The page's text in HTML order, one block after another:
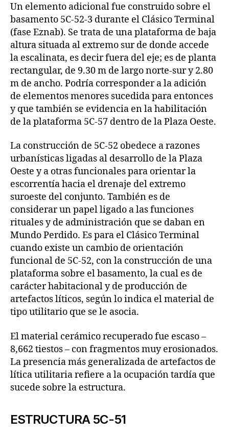
Un elemento adicional fue construido sobre el
basamento 5C-52-3 durante el Clásico Terminal
(fase Eznab). Se trata de una plataforma de baja
altura situada al extremo sur de donde accede
la escalinata, es decir fuera del eje; es de planta
rectangular, de 9.30 m de largo norte-sur y 2.80
m de ancho. Podría corresponder a la adición
de elementos menores sucedida para entonces
y que también se evidencia en la habilitación
de la plataforma 5C-57 dentro de la Plaza Oeste.
La construcción de 5C-52 obedece a razones
urbanísticas ligadas al desarrollo de la Plaza
Oeste y a otras funcionales para orientar la
escorrentía hacia el drenaje del extremo
suroeste del conjunto. También es de
considerar un papel ligado a las funciones
rituales y de administración que se daban en
Mundo Perdido. Es para el Clásico Terminal
cuando existe un cambio de orientación
funcional de 5C-52, con la construcción de una
plataforma sobre el basamento, la cual es de
carácter habitacional y de producción de
artefactos líticos, según lo indica el material de
tipo utilitario que se le asocia.
El material cerámico recuperado fue escaso –
8,662 tiestos – con fragmentos muy erosionados.
La presencia más generalizada de artefactos de
lítica utilitaria refiere a la ocupación tardía que
sucede sobre la estructura.
ESTRUCTURA 5C-51